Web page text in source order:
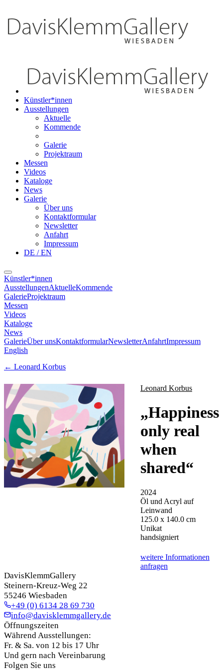
Künstler*innen
Ausstellungen
Aktuelle
Kommende
Galerie
Projektraum
Messen
Videos
Kataloge
News
Galerie
Über uns
Kontaktformular
Newsletter
Anfahrt
Impressum
DE / EN
Künstler*innen
AusstellungenAktuelleKommende
GalerieProjektraum
Messen
Videos
Kataloge
News
GalerieÜber unsKontaktformularNewsletterAnfahrtImpressum
English
← Leonard Korbus
Leonard Korbus
„Happiness
only real
when
shared“
2024
Öl und Acryl auf
Leinwand
125.0 x 140.0 cm
Unikat
handsigniert
weitere Informationen
anfragen
DavisKlemmGallery
Steinern-Kreuz-Weg 22
55246 Wiesbaden
+49 (0) 6134 28 69 730
info@davisklemmgallery.de
Öffnungszeiten
Während Ausstellungen:
Fr. & Sa. von 12 bis 17 Uhr
Und gern nach Vereinbarung
Folgen Sie uns